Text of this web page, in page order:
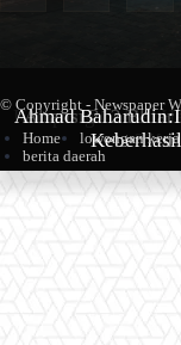
Kampung Coklat
TK
Aliansi 212 Blitar
Ahmad
© Copyright - Newspaper
Home
lowongan kerja
berita daerah